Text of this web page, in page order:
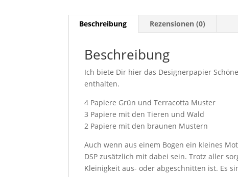
Beschreibung Rezensionen (0)
Beschreibung
Ich biete Dir hier das Designerpapier
enthalten.
4 Papiere Grün und Terracotta Muster
3 Papiere mit den Tieren und Wald
2 Papiere mit den braunen Mustern
Auch wenn aus einem Bogen ein kleines
DSP zusätzlich mit dabei sein. Trotz aller
Kleinigkeit aus- oder abgeschnitten ist. Es